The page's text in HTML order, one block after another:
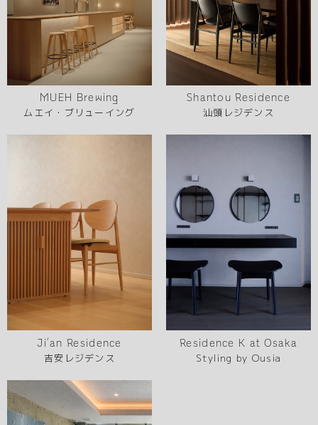
MUEH Brewing
ムエイ・ブリューイング
Shantou Residence
汕頭レジデンス
Ji’an Residence
吉安レジデンス
Residence K at Osaka
Styling by Ousia